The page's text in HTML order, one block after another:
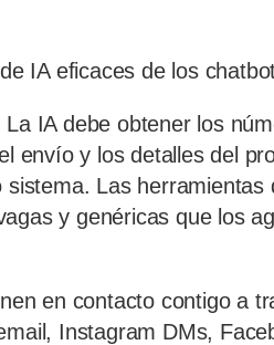
IA eficaces de los
IA debe obtener los
envío y los detalles del
Las herramientas
y genéricas que los
en contacto contigo a
Instagram DMs,